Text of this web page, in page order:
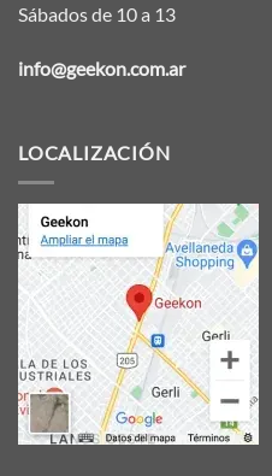
Sábados de 10 a 13
info@geekon.com.ar
LOCALIZACIÓN